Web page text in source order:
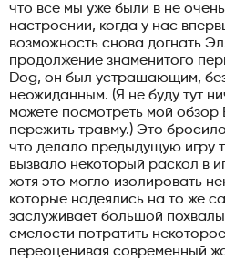
что все мы уже были в не
настроении, когда у нас
возможность снова догнать
продолжение знаменитого
Dog, он был устрашающим,
неожиданным. (Я не буду тут
можете посмотреть мой обзор
пережить травму.) Это
что делало предыдущую игру
вызвало некоторый раскол в
хотя это могло изолировать
которые надеялись на то же
заслуживает большой похвалы
смелости потратить
переоценивая современный